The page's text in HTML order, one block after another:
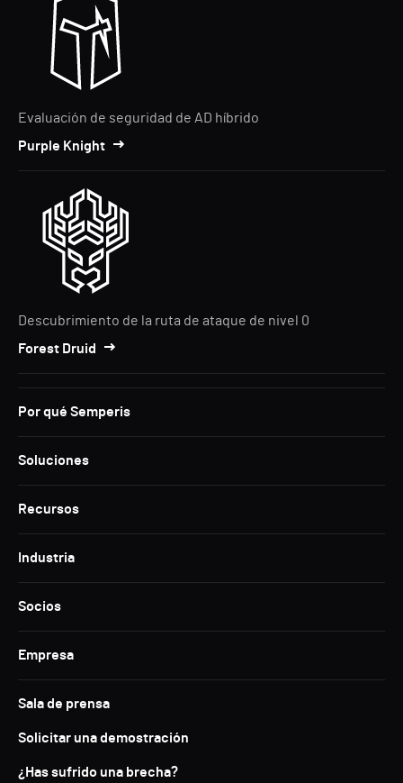
Evaluación de seguridad de AD híbrido
Purple Knight
Descubrimiento de la ruta de ataque de nivel 0
Forest Druid
Por qué Semperis
Soluciones
Recursos
Industria
Socios
Empresa
Sala de prensa
Solicitar una demostración
¿Has sufrido una brecha?